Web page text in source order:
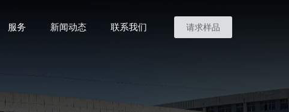
服务 新闻动态 联系我们 请求样品